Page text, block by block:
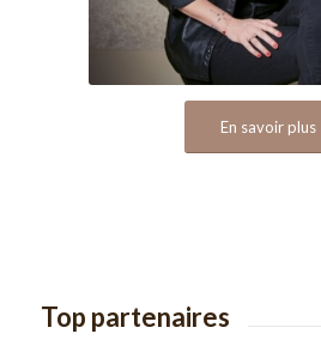
En savoir plus
Top partenaires